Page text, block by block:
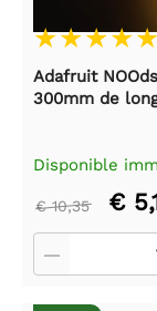
Adafruit
300mm de
Disponible
€ 10,35 €